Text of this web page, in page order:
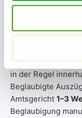
Express-
Mail als PDF
in der Regel
Beglaubigte
Amtsgericht 1–3
Beglaubigung